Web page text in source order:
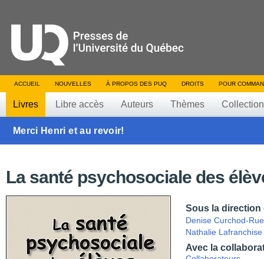
ACCUEIL NOUVELLES À PROPOS DES PUQ DROITS POUR
Livres Libre accès Auteurs Thèmes
Merci Henri et au revoir!
La santé psychosociale des
Sous la direction
Denise Curchod-
Nathalie Lafranchise
Avec la